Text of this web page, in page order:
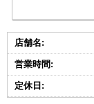
店舗名:
営業時間:
定休日: